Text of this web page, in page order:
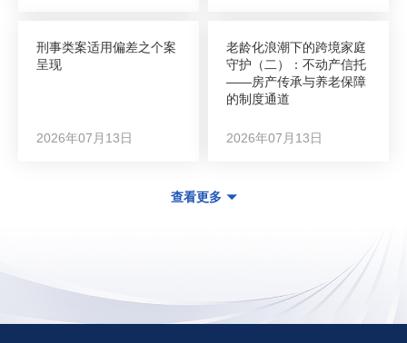
刑事类案适用偏差之个案
呈现
2026年07月13日
老龄化浪潮下的跨境家庭
守护（二）：不动产信托
——房产传承与养老保障
的制度通道
2026年07月13日
查看更多